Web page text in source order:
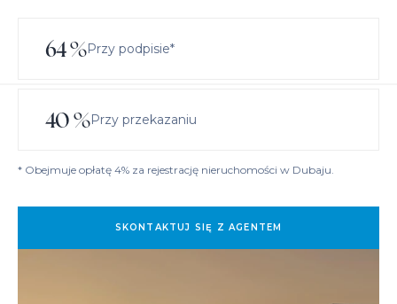
64%Przy podpisie*
40%Przy przekazaniu
* Obejmuje opłatę 4% za rejestrację nieruchomości w Dubaju.
SKONTAKTUJ SIĘ Z AGENTEM